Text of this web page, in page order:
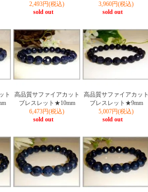
2,493円(税込)
sold out
3,960円(税込)
sold out
ト
高品質サファイアカット
ブレスレット★10mm
6,473円(税込)
sold out
高品質サファイアカット
ブレスレット★9mm
5,007円(税込)
sold out